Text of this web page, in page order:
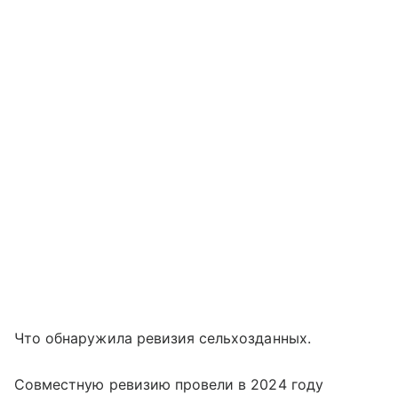
Что обнаружила ревизия сельхозданных.
Совместную ревизию провели в 2024 году